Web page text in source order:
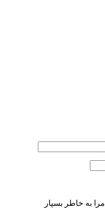
مرا به خاطر بسپار